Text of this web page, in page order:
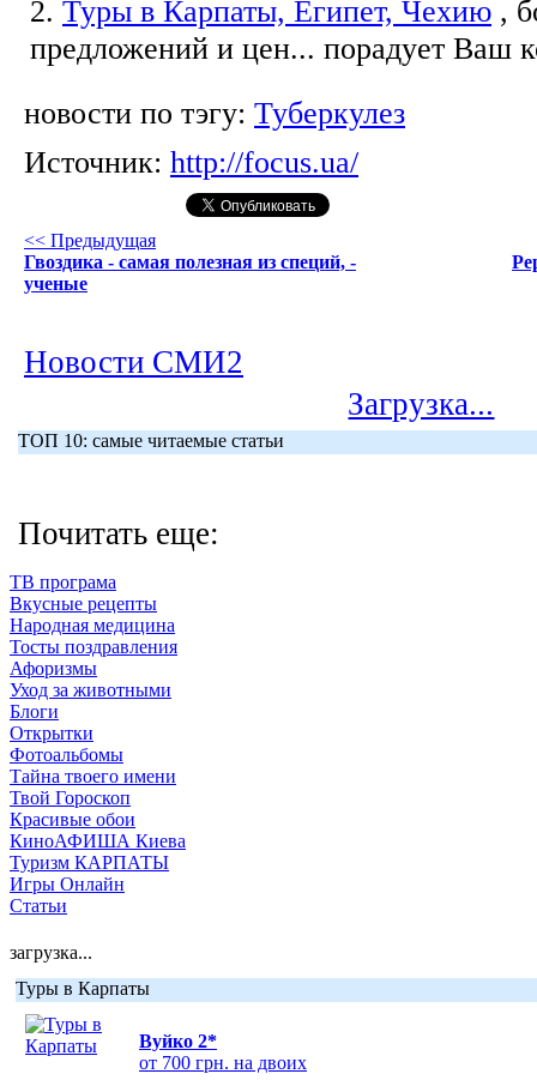
2. Туры в Карпаты, Египет, Чехию ,
предложений и цен... порадует Ваш
новости по тэгу: Туберкулез
Источник: http://focus.ua/
<< Предыдущая
Гвоздика - самая полезная из специй, -
ученые
Новости СМИ2
Загрузка...
ТОП 10: самые читаемые статьи
Почитать еще:
ТВ програма
Вкусные рецепты
Народная медицина
Тосты поздравления
Афоризмы
Уход за животными
Блоги
Открытки
Фотоальбомы
Тайна твоего имени
Твой Гороскоп
Красивые обои
КиноАФИША Киева
Туризм КАРПАТЫ
Игры Онлайн
Статьи
загрузка...
Туры в Карпаты
Вуйко 2*
от 700 грн. на двоих